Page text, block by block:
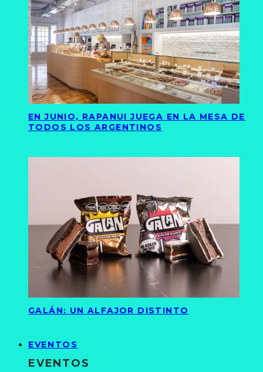
EN JUNIO, RAPANUI JUEGA EN LA MESA DE
TODOS LOS ARGENTINOS
GALÁN: UN ALFAJOR DISTINTO
EVENTOS
EVENTOS